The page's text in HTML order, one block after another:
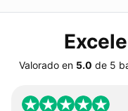
Valorado en 5.0 de 5